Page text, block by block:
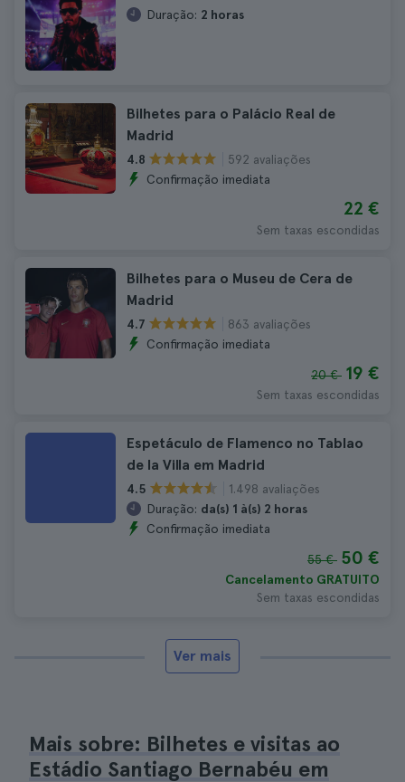
Duração: 2 horas
Bilhetes para o Palácio Real de
Madrid
4.8
592 avaliações
Confirmação imediata
22 €
Sem taxas escondidas
Bilhetes para o Museu de Cera de
Madrid
4.7
863 avaliações
Confirmação imediata
20 € 19 €
Sem taxas escondidas
Espetáculo de Flamenco no Tablao
de la Villa em Madrid
4.5
1.498 avaliações
Duração: da(s) 1 à(s) 2 horas
Confirmação imediata
55 € 50 €
Cancelamento GRATUITO
Sem taxas escondidas
Ver mais
Mais sobre: Bilhetes e visitas ao
Estádio Santiago Bernabéu em